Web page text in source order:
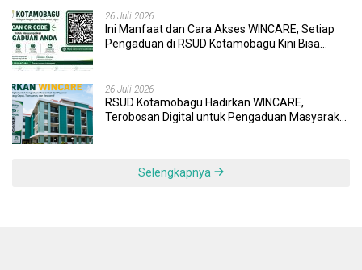
26 Juli 2026
Ini Manfaat dan Cara Akses WINCARE, Setiap
Pengaduan di RSUD Kotamobagu Kini Bisa
26 Juli 2026
RSUD Kotamobagu Hadirkan WINCARE,
Terobosan Digital untuk Pengaduan Masyarakat
Selengkapnya